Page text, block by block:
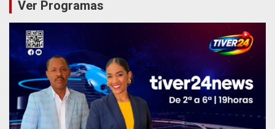
Ver Programas